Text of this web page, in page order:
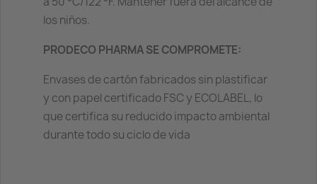
los niños.
PRODECO PHARMA SE COMPROMETE:
Envases de cartón fabricados sin plastificar
y con papel certificado FSC y ECOLABEL, lo
que certifica su reducido impacto ambiental
durante todo su ciclo de vida